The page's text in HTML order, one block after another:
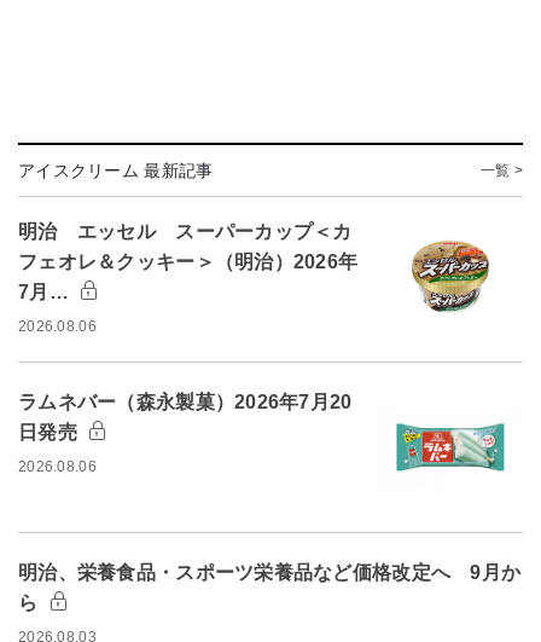
アイスクリーム 最新記事 一覧 >
明治 エッセル スーパーカップ＜カ
フェオレ＆クッキー＞（明治）2026年
7月…
2026.08.06
ラムネバー（森永製菓）2026年7月20
日発売
2026.08.06
明治、栄養食品・スポーツ栄養品など価格改定へ 9月か
ら
2026.08.03